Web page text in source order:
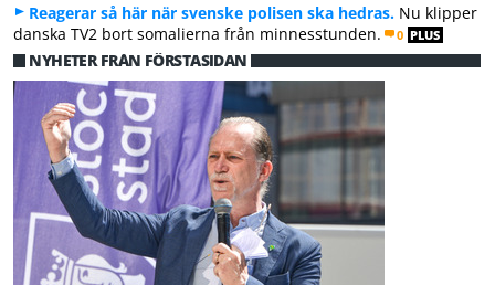
Reagerar så här när svenske polisen ska hedras. Nu klipper
danska TV2 bort somalierna från minnesstunden.
0 PLUS
NYHETER FRÅN FÖRSTASIDAN